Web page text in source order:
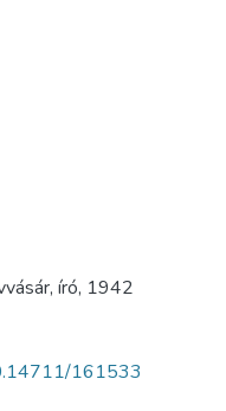
, író, 1942
161533